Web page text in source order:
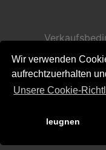
Wir verwenden
aufrechtzuerhalten
Unsere Cookie-
leugnen
Richtlinie zur